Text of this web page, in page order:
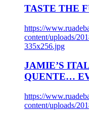
TASTE THE
https://
content/uploads/
335x256.jpg
JAMIE’S
QUENTE…
https://
content/uploads/